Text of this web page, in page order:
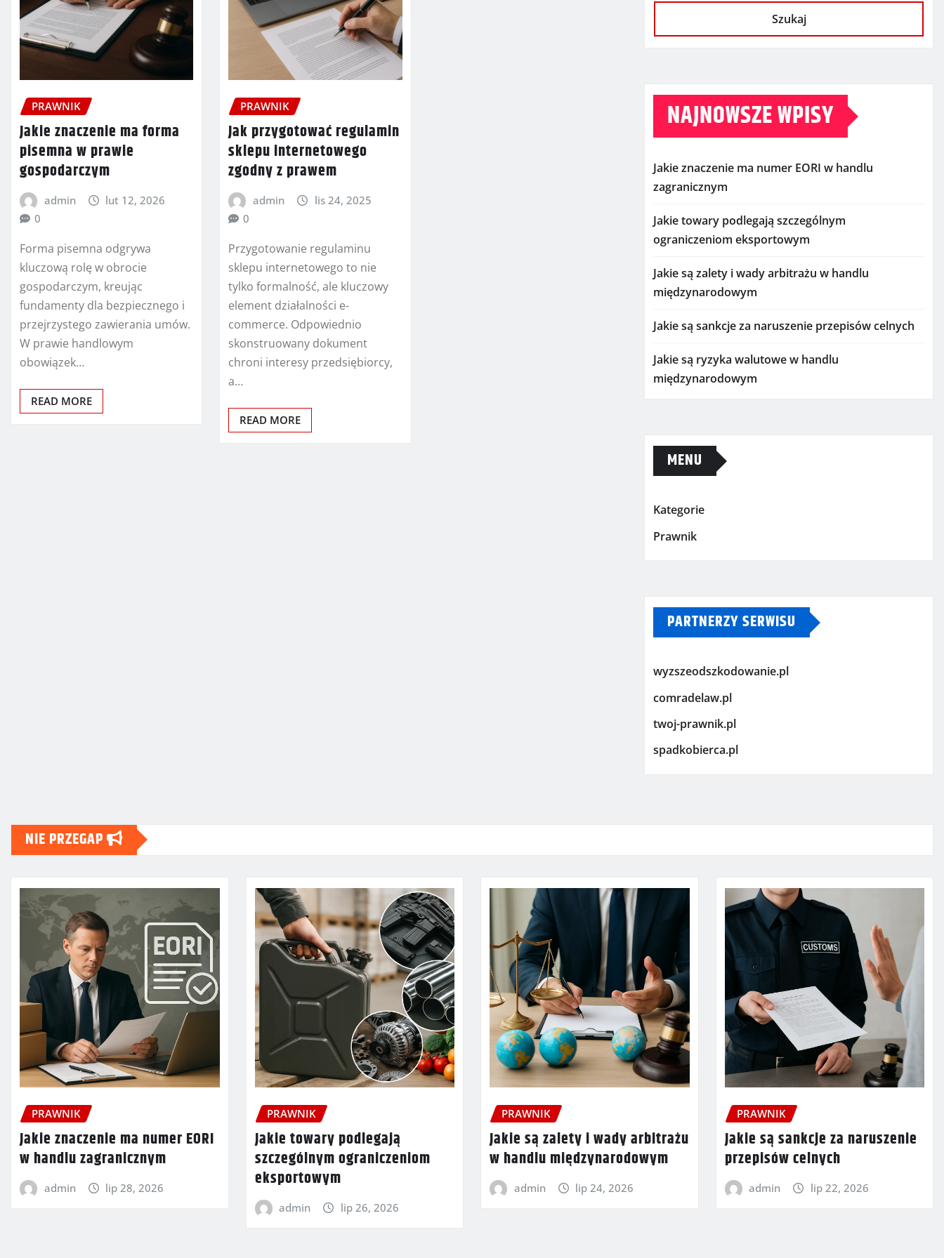
PRAWNIK
Jakie znaczenie ma forma
pisemna w prawie
gospodarczym
admin
lut 12, 2026
0
Forma pisemna odgrywa
kluczową rolę w obrocie
gospodarczym, kreując
fundamenty dla bezpiecznego i
przejrzystego zawierania umów.
W prawie handlowym
obowiązek…
READ MORE
PRAWNIK
Jak przygotować regulamin
sklepu internetowego
zgodny z prawem
admin
lis 24, 2025
0
Przygotowanie regulaminu
sklepu internetowego to nie
tylko formalność, ale kluczowy
element działalności e-
commerce. Odpowiednio
skonstruowany dokument
chroni interesy przedsiębiorcy,
a…
READ MORE
Szukaj
NAJNOWSZE WPISY
Jakie znaczenie ma numer EORI w handlu
zagranicznym
Jakie towary podlegają szczególnym
ograniczeniom eksportowym
Jakie są zalety i wady arbitrażu w handlu
międzynarodowym
Jakie są sankcje za naruszenie przepisów celnych
Jakie są ryzyka walutowe w handlu
międzynarodowym
MENU
Kategorie
Prawnik
PARTNERZY SERWISU
wyzszeodszkodowanie.pl
comradelaw.pl
twoj-prawnik.pl
spadkobierca.pl
NIE PRZEGAP
PRAWNIK
Jakie znaczenie ma numer EORI
w handlu zagranicznym
admin lip 28, 2026
PRAWNIK
Jakie towary podlegają
szczególnym ograniczeniom
eksportowym
admin lip 26, 2026
PRAWNIK
Jakie są zalety i wady arbitrażu
w handlu międzynarodowym
admin lip 24, 2026
PRAWNIK
Jakie są sankcje za naruszenie
przepisów celnych
admin lip 22, 2026